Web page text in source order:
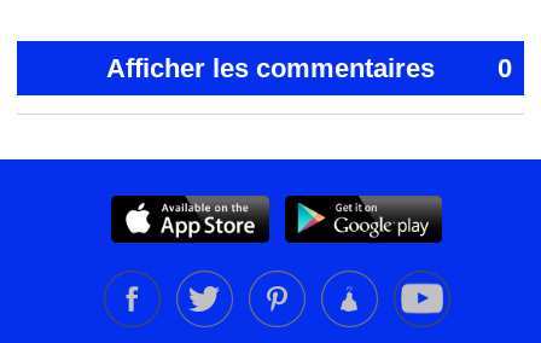
Afficher les commentaires 0